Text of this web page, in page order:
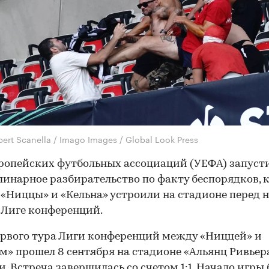
Scanella / Imago Images / Global Look Press
футбольных ассоциаций (УЕФА)
разбирательство по факту беспорядков,
и «Кельна» устроили на стадионе перед
конференций.
тура Лиги конференций между «Ниццей» и
прошел 8 сентября на стадионе «Альянц